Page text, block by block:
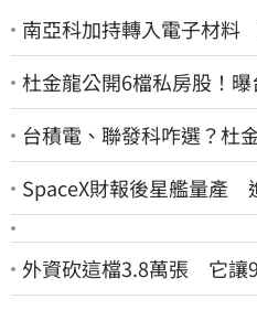
南亞科加持轉入電子材料
杜金龍公開6檔私房股！
台積電、聯發科咋選？杜
SpaceX財報後星艦量產
外資砍這檔3.8萬張 它讓